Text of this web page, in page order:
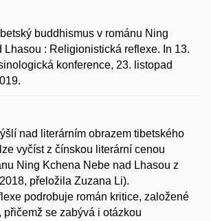
buddhismus v románu Ning
Lhasou : Religionistická reflexe. In 13.
konference, 23. listopad
nad literárním obrazem tibetského
vyčíst z čínskou literární cenou
Ning Kchena Nebe nad Lhasou z
přeložila Zuzana Li).
podrobuje román kritice, založené
přičemž se zabývá i otázkou